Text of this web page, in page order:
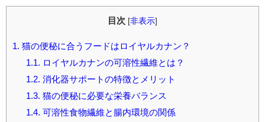
目次 [非表示]
1.
猫の便秘に合うフードはロイヤルカナン？
1.1.
ロイヤルカナンの可溶性繊維とは？
1.2. 消化器サポートの特徴とメリット
1.3. 猫の便秘に必要な栄養バランス
1.4. 可溶性食物繊維と腸内環境の関係